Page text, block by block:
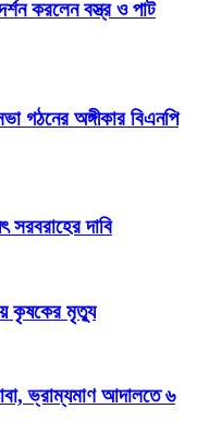
করলেন বস্ত্র ও পাট
গঠনের অঙ্গীকার বিএনপি
সরবরাহের দাবি
কৃষকের মৃত্যু
ভ্রাম্যমাণ আদালতে ৬